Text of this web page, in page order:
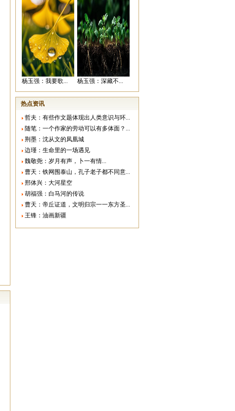
杨玉强：我要歌... 杨玉强：深藏不...
热点资讯
哲夫：有些作文题体现出人类意识与环...
随笔：一个作家的劳动可以有多体面？...
荆墨：沈从文的凤凰城
边瑾：生命里的一场遇见
魏敬尧：岁月有声，卜一有情...
曹天：铁网围泰山，孔子老子都不同意...
邢体兴：大河星空
胡福强：白马河的传说
曹天：帝丘证道，文明归宗一一东方圣...
王锋：油画新疆